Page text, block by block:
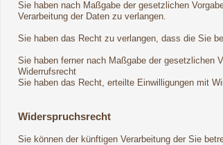
Sie haben nach Maßgabe der gesetzlichen
Verarbeitung der Daten zu verlangen.
Sie haben das Recht zu verlangen, dass die Sie
Sie haben ferner nach Maßgabe der gesetzlichen
Widerrufsrecht
Sie haben das Recht, erteilte Einwilligungen mit
Widerspruchsrecht
Sie können der künftigen Verarbeitung der Sie